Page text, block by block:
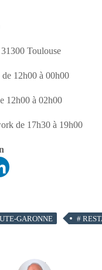
Toulouse
12h00 à 00h00
12h00 à 02h00
de 17h30 à 19h00
GARONNE #